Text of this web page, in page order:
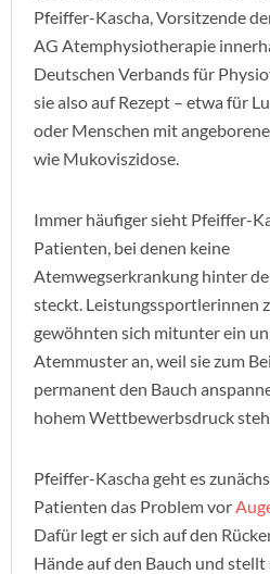
Pfeiffer-Kascha, Vorsitzende
AG Atemphysiotherapie
Deutschen Verbands für
sie also auf Rezept – etwa für
oder Menschen mit
wie Mukoviszidose.
Immer häufiger sieht Pfeiffer-
Patienten, bei denen keine
Atemwegserkrankung hinter
steckt. Leistungssportlerinnen
gewöhnten sich mitunter ein
Atemmuster an, weil sie zum
permanent den Bauch
hohem Wettbewerbsdruck
Pfeiffer-Kascha geht es
Patienten das Problem vor
Dafür legt er sich auf den
Hände auf den Bauch und stellt